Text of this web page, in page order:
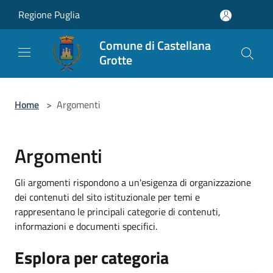
Regione Puglia
Comune di Castellana
Grotte
Home > Argomenti
Argomenti
Gli argomenti rispondono a un'esigenza di organizzazione
dei contenuti del sito istituzionale per temi e
rappresentano le principali categorie di contenuti,
informazioni e documenti specifici.
Esplora per categoria